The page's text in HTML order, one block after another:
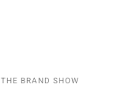
THE BRAND SHOW